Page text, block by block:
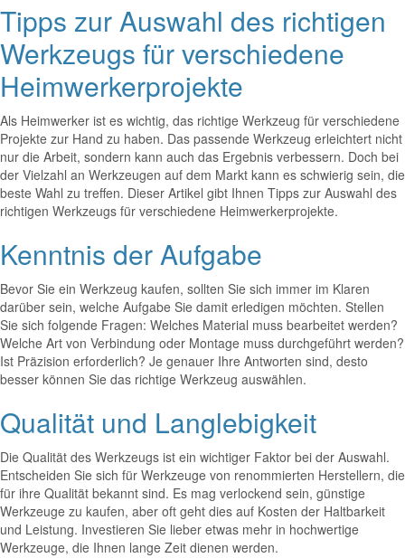
Tipps zur Auswahl des richtigen
Werkzeugs für verschiedene
Heimwerkerprojekte
Als Heimwerker ist es wichtig, das richtige Werkzeug für verschiedene
Projekte zur Hand zu haben. Das passende Werkzeug erleichtert nicht
nur die Arbeit, sondern kann auch das Ergebnis verbessern. Doch bei
der Vielzahl an Werkzeugen auf dem Markt kann es schwierig sein, die
beste Wahl zu treffen. Dieser Artikel gibt Ihnen Tipps zur Auswahl des
richtigen Werkzeugs für verschiedene Heimwerkerprojekte.
Kenntnis der Aufgabe
Bevor Sie ein Werkzeug kaufen, sollten Sie sich immer im Klaren
darüber sein, welche Aufgabe Sie damit erledigen möchten. Stellen
Sie sich folgende Fragen: Welches Material muss bearbeitet werden?
Welche Art von Verbindung oder Montage muss durchgeführt werden?
Ist Präzision erforderlich? Je genauer Ihre Antworten sind, desto
besser können Sie das richtige Werkzeug auswählen.
Qualität und Langlebigkeit
Die Qualität des Werkzeugs ist ein wichtiger Faktor bei der Auswahl.
Entscheiden Sie sich für Werkzeuge von renommierten Herstellern, die
für ihre Qualität bekannt sind. Es mag verlockend sein, günstige
Werkzeuge zu kaufen, aber oft geht dies auf Kosten der Haltbarkeit
und Leistung. Investieren Sie lieber etwas mehr in hochwertige
Werkzeuge, die Ihnen lange Zeit dienen werden.